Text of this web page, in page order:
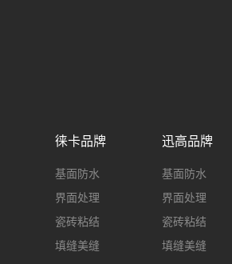
徕卡品牌
基面防水
界面处理
瓷砖粘结
填缝美缝
迅高品牌
基面防水
界面处理
瓷砖粘结
填缝美缝